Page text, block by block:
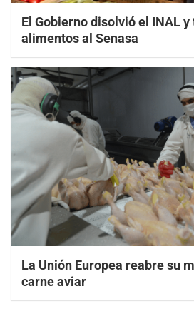
El Gobierno disolvió el INAL
alimentos al Senasa
La Unión Europea reabre su
carne aviar